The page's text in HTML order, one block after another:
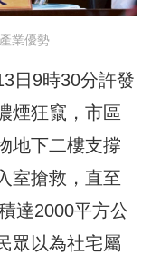
業優勢
日9時30分許發
煙狂竄，市區
地下二樓支撐
室搶救，直至
達2000平方公
眾以為社宅屬